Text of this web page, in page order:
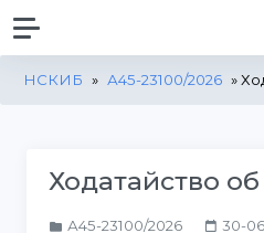
НСКИБ » А45-23100/2026 »
Ходатайство
А45-23100/2026 30-